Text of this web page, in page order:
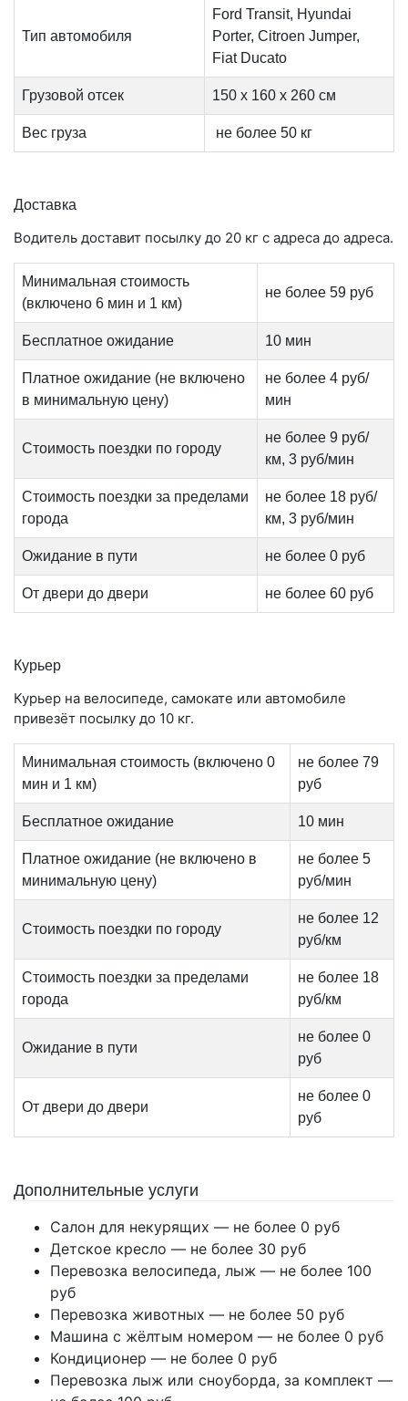
Тип автомобиля
Ford Transit, Hyundai
Porter, Citroen Jumper,
Fiat Ducato
Грузовой отсек 150 х 160 х 260 см
Вес груза не более 50 кг
Доставка
Водитель доставит посылку до 20 кг с адреса до адреса.
Минимальная стоимость
(включено 6 мин и 1 км)
не более 59 руб
Бесплатное ожидание 10 мин
Платное ожидание (не включено
в минимальную цену)
не более 4 руб/
мин
Стоимость поездки по городу
не более 9 руб/
км, 3 руб/мин
Стоимость поездки за пределами
города
не более 18 руб/
км, 3 руб/мин
Ожидание в пути не более 0 руб
От двери до двери не более 60 руб
Курьер
Курьер на велосипеде, самокате или автомобиле
привезёт посылку до 10 кг.
Минимальная стоимость (включено 0
мин и 1 км)
не более 79
руб
Бесплатное ожидание 10 мин
Платное ожидание (не включено в
минимальную цену)
не более 5
руб/мин
Стоимость поездки по городу
не более 12
руб/км
Стоимость поездки за пределами
города
не более 18
руб/км
Ожидание в пути
не более 0
руб
От двери до двери
не более 0
руб
Дополнительные услуги
Салон для некурящих — не более 0 руб
Детское кресло — не более 30 руб
Перевозка велосипеда, лыж — не более 100
руб
Перевозка животных — не более 50 руб
Машина с жёлтым номером — не более 0 руб
Кондиционер — не более 0 руб
Перевозка лыж или сноуборда, за комплект —